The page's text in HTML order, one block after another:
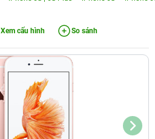
Xem cấu hình So sánh